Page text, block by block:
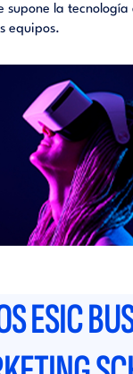
supone la tecnología
equipos.
ESIC